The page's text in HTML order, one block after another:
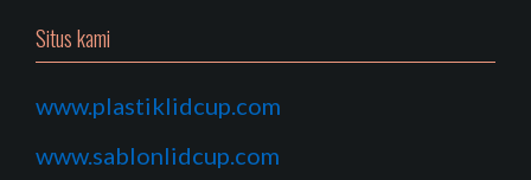
Situs kami
www.plastiklidcup.com
www.sablonlidcup.com